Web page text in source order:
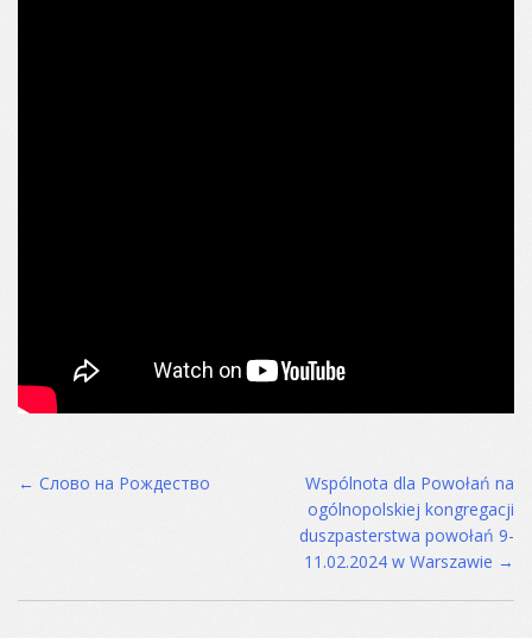
Post
← Слово на Рождество
Wspólnota dla Powołań na
ogólnopolskiej kongregacji
duszpasterstwa powołań 9-
11.02.2024 w Warszawie →